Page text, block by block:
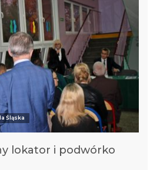
Śląska
lokator i podwórko